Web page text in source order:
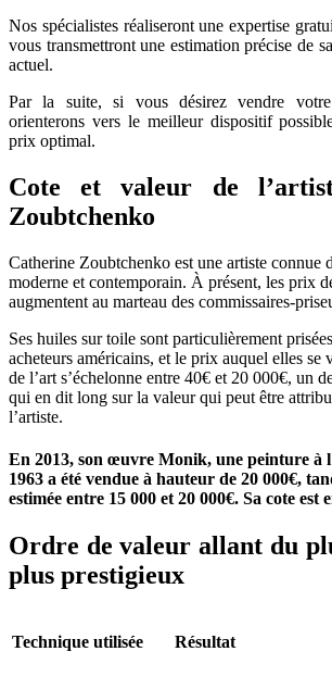
Nos spécialistes réaliseront une expertise
vous transmettront une estimation précise de
actuel.
Par la suite, si vous désirez vendre
orienterons vers le meilleur dispositif
prix optimal.
Cote et valeur de
Zoubtchenko
Catherine Zoubtchenko est une artiste connue
moderne et contemporain. À présent, les prix
augmentent au marteau des commissaires-
Ses huiles sur toile sont particulièrement
acheteurs américains, et le prix auquel elles se
de l’art s’échelonne entre 40€ et 20 000€, un
qui en dit long sur la valeur qui peut être
l’artiste.
En 2013, son œuvre Monik, une peinture à
1963 a été vendue à hauteur de 20 000€,
estimée entre 15 000 et 20 000€. Sa cote est
Ordre de valeur allant du
plus prestigieux
Technique utilisée Résultat